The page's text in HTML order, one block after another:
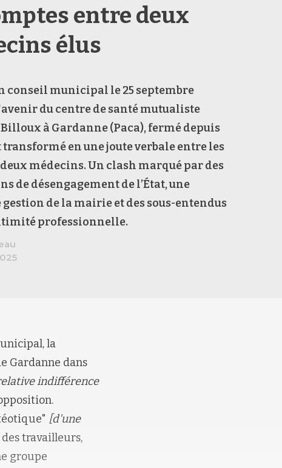
entre deux
élus
conseil municipal le 25 septembre
du centre de santé mutualiste
à Gardanne (Paca), fermé depuis
transformé en une joute verbale entre les
médecins. Un clash marqué par des
de désengagement de l’État, une
gestion de la mairie et des sous-entendus
professionnelle.
la
Gardanne dans
indifférence
[d'une
travailleurs,
groupe